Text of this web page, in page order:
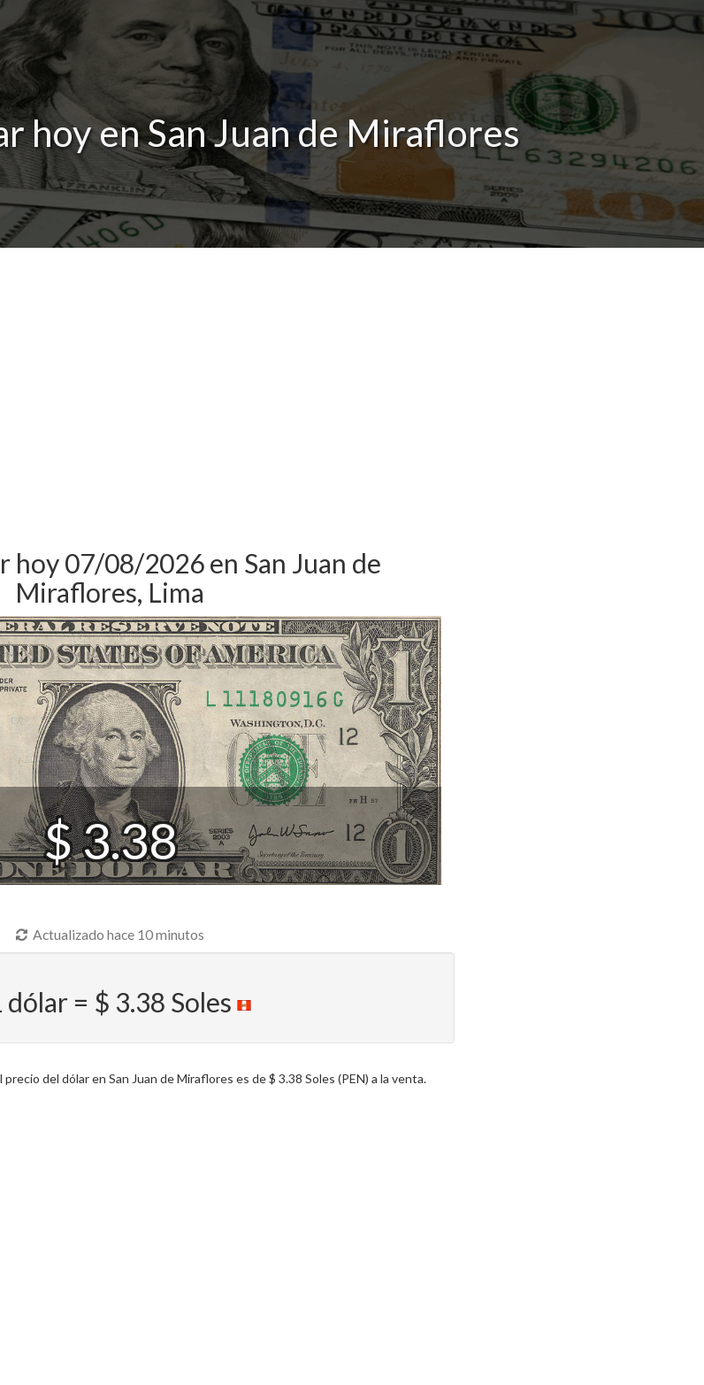
hoy en San Juan de Miraflores
hoy 07/08/2026 en San Juan de
Miraflores, Lima
$ 3.38
Actualizado hace 10 minutos
dólar = $ 3.38 Soles
del dólar en San Juan de Miraflores es de $ 3.38 Soles (PEN) a la venta.